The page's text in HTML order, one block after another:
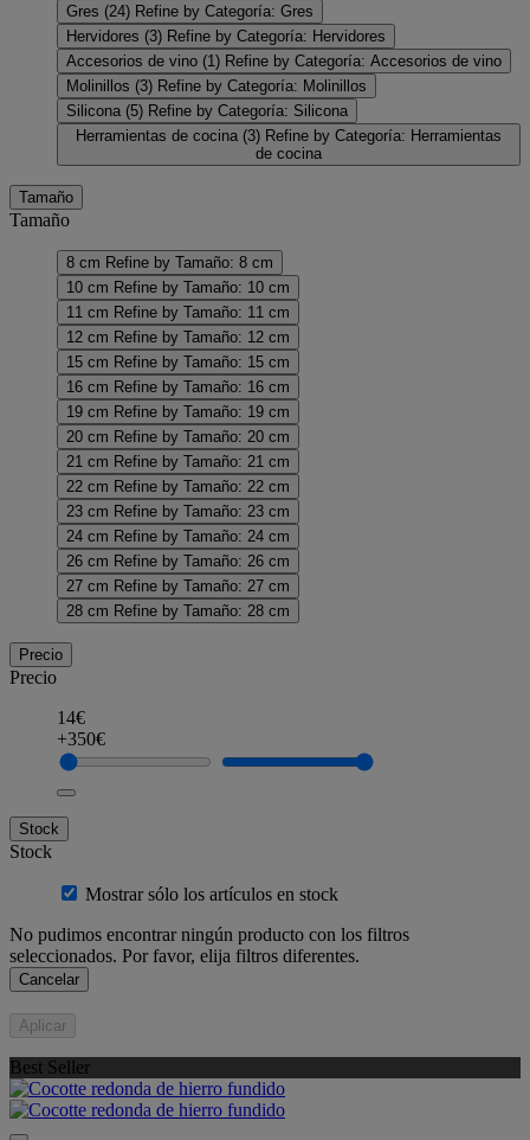
Gres (24) Refine by Categoría: Gres
Hervidores (3) Refine by Categoría: Hervidores
Accesorios de vino (1) Refine by Categoría: Accesorios de vino
Molinillos (3) Refine by Categoría: Molinillos
Silicona (5) Refine by Categoría: Silicona
Herramientas de cocina (3) Refine by Categoría: Herramientas
de cocina
Tamaño
Tamaño
8 cm Refine by Tamaño: 8 cm
10 cm Refine by Tamaño: 10 cm
11 cm Refine by Tamaño: 11 cm
12 cm Refine by Tamaño: 12 cm
15 cm Refine by Tamaño: 15 cm
16 cm Refine by Tamaño: 16 cm
19 cm Refine by Tamaño: 19 cm
20 cm Refine by Tamaño: 20 cm
21 cm Refine by Tamaño: 21 cm
22 cm Refine by Tamaño: 22 cm
23 cm Refine by Tamaño: 23 cm
24 cm Refine by Tamaño: 24 cm
26 cm Refine by Tamaño: 26 cm
27 cm Refine by Tamaño: 27 cm
28 cm Refine by Tamaño: 28 cm
Precio
Precio
14€
+350€
Stock
Stock
Mostrar sólo los artículos en stock
No pudimos encontrar ningún producto con los filtros
seleccionados. Por favor, elija filtros diferentes.
Cancelar
Aplicar
Best Seller